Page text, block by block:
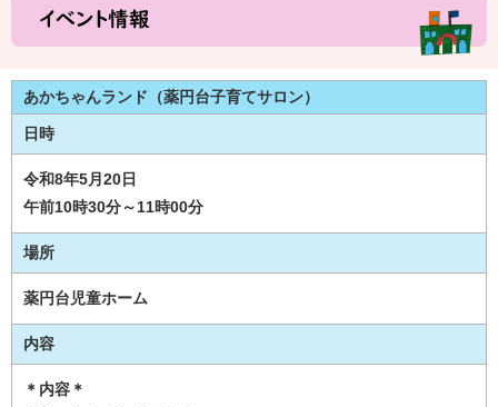
あかちゃんランド（薬円台子育てサロン）
日時
令和8年5月20日
午前10時30分～11時00分
場所
薬円台児童ホーム
内容
＊内容＊